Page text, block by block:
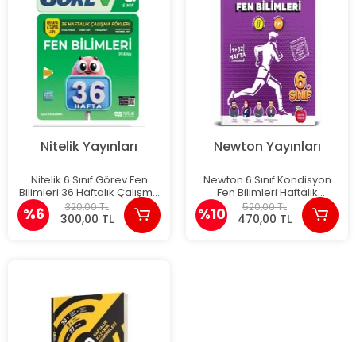
Nitelik Yayınları
Nitelik 6.Sınıf Görev Fen
Bilimleri 36 Haftalık Çalışma
Föyleri
%6 320,00 TL
300,00 TL
Newton Yayınları
Newton 6.Sınıf Kondisyon
Fen Bilimleri Haftalık
Kazanım Denemeleri 33
Hafta
%10 520,00 TL
470,00 TL